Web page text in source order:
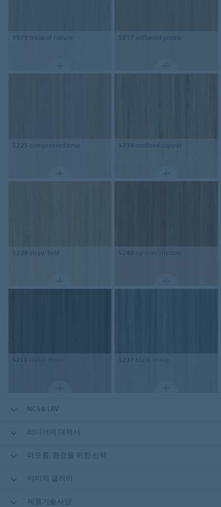
3573 trace of nature 5217 withered prairie
5225 compressed time 5239 oxidized copper
5238 straw field 5240 canyon shadow
5218 Welsh moor 5237 black sheep
NCS & LRV
리니어에 대해서
마모륨, 환경을 위한 선택
이미지 갤러리
제품기술사양